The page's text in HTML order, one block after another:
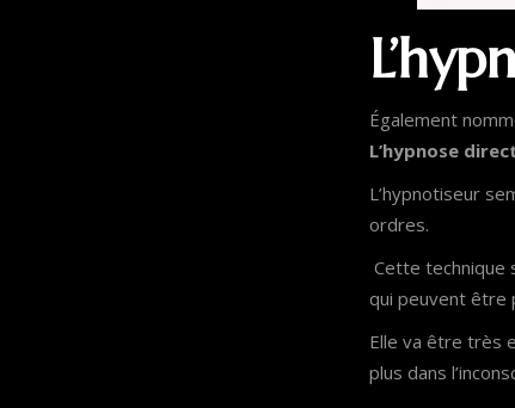
Également
L’hypnose
L’hypnotiseur
ordres.
Cette technique
qui peuvent être
Elle va être très
plus dans